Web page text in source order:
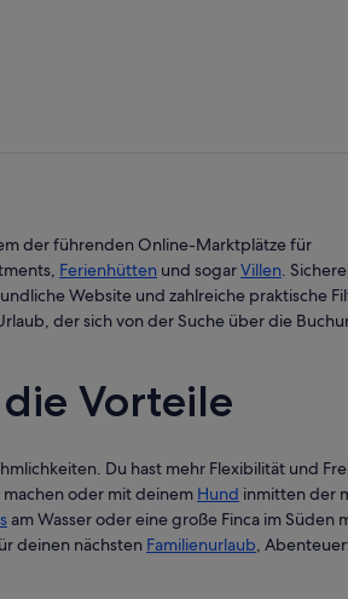
der führenden Online-Marktplätze für
Ferienhütten und sogarVillen.
Website und zahlreiche praktische
der sich von der Suche über die
Vorteile
Du hast mehr Flexibilität und
oder mit deinem Hund inmitten der
am Wasser oder eine große Finca im Süden
deinen nächsten Familienurlaub,